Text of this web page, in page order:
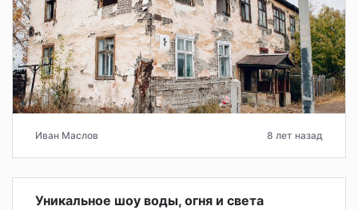
Иван Маслов 8 лет назад
Уникальное шоу воды, огня и света